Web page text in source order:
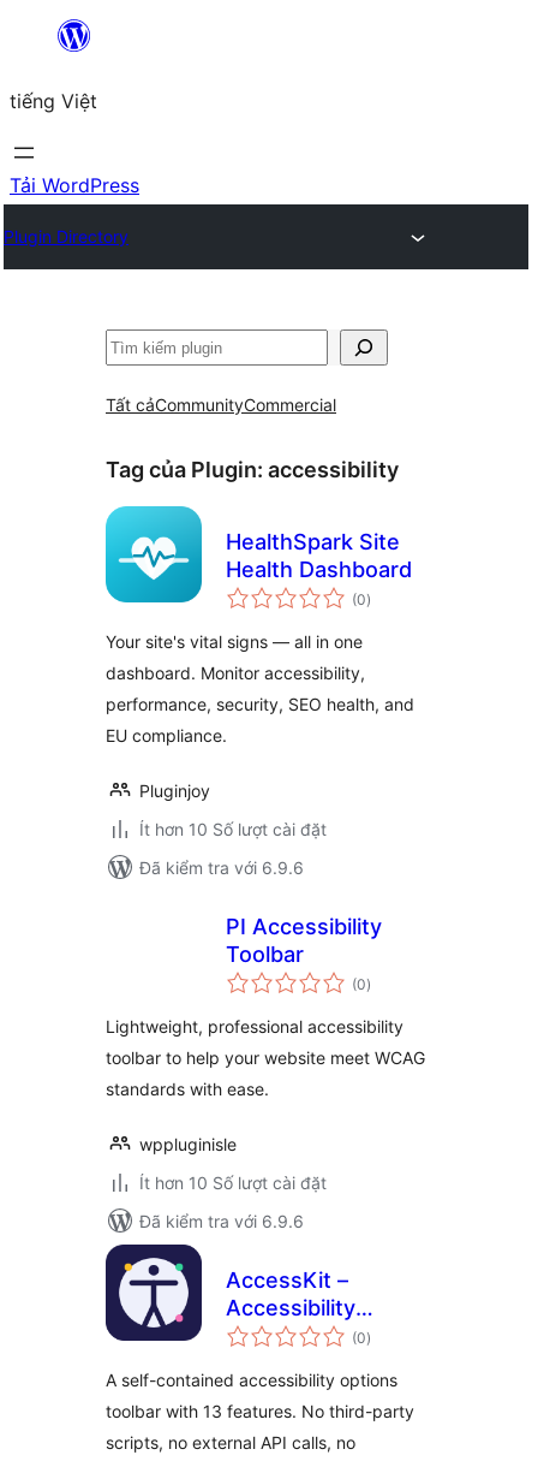
Chuyển
phần
nội
dung
tiếng Việt
Tải WordPress
Plugin Directory
Tìm
Tất cảCommunityCommercial
Tag của Plugin: accessibility
HealthSpark Site
Health Dashboard
(0tổng
đánh
)
Your site's vital signs — all in one
dashboard. Monitor accessibility,
performance, security, SEO health, and
EU compliance.
Pluginjoy
Ít hơn 10 Số lượt cài đặt
Đã kiểm tra với 6.9.6
PI Accessibility
Toolbar
(0tổng
đánh
)
Lightweight, professional accessibility
toolbar to help your website meet WCAG
standards with ease.
wppluginisle
Ít hơn 10 Số lượt cài đặt
Đã kiểm tra với 6.9.6
AccessKit –
Accessibility
Options Toolbar
(0tổng
đánh
)
A self-contained accessibility options
toolbar with 13 features. No third-party
scripts, no external API calls, no